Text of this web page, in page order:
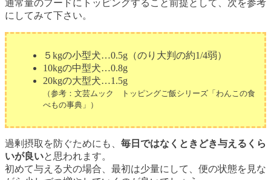
通常量のフードにトッピングすること前提として、次を参考
にしてみて下さい。
５kgの小型犬…0.5g（のり大判の約1/4弱）
10kgの中型犬…0.8g
20kgの大型犬…1.5g
（参考：文芸ムック トッピングご飯シリーズ「わんこの食
べもの事典」）
過剰摂取を防ぐためにも、 毎日ではなくときどき与えるくら
いが良いと思われます。
初めて与える犬の場合、最初は少量にして、便の状態を見な